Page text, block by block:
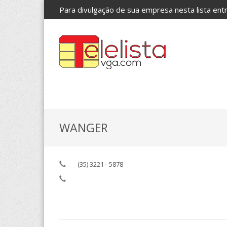
Para divulgação de sua empresa nesta lista
WANGER
(35) 3221 - 5878